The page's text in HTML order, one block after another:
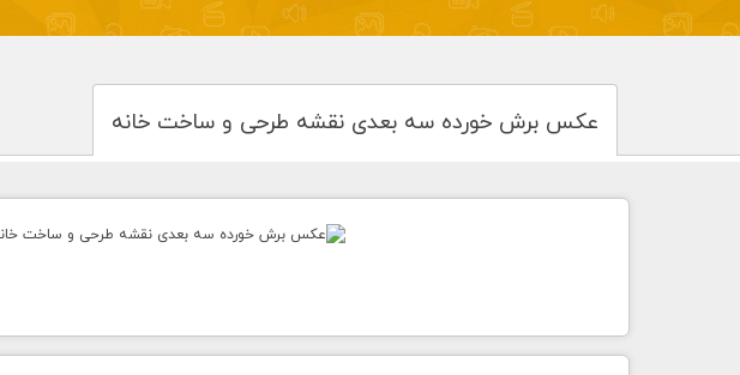
عکس برش خورده سه بعدی نقشه طرحی و ساخت خانه